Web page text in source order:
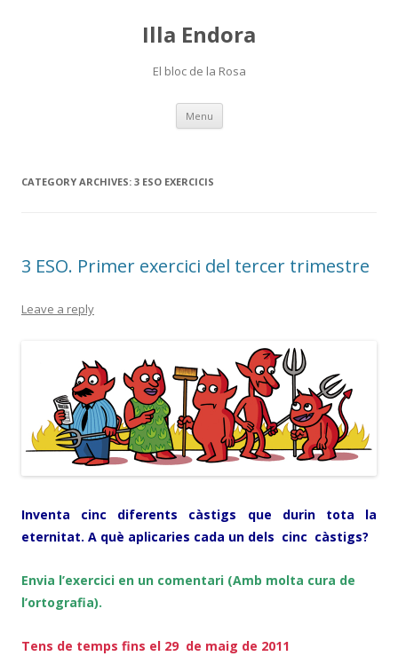
Illa Endora
El bloc de la Rosa
Menu Skip
content
CATEGORY ARCHIVES: 3 ESO EXERCICIS
3 ESO. Primer exercici del tercer trimestre
Leave a reply
Inventa cinc diferents càstigs que durin tota la
eternitat. A què aplicaries cada un dels cinc càstigs?
Envia l’exercici en un comentari (Amb molta cura de
l’ortografia).
Tens de temps fins el 29 de maig de 2011